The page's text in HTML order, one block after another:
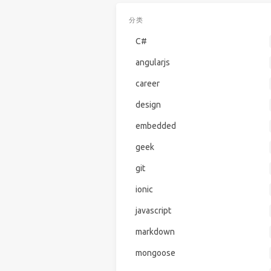
分类
C#
angularjs
career
design
embedded
geek
git
ionic
javascript
markdown
mongoose